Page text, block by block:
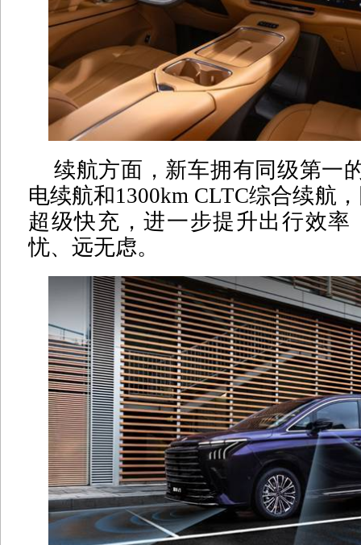
续航方面，新车拥有同级第一
电续航和1300km CLTC综合续航
超级快充，进一步提升出行效率
忧、远无虑。